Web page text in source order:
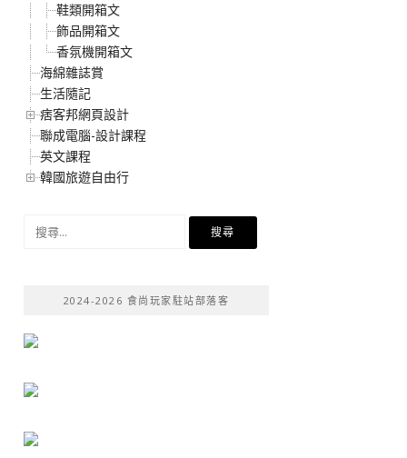
鞋類開箱文
飾品開箱文
香氛機開箱文
海綿雜誌賞
生活隨記
痞客邦網頁設計
聯成電腦-設計課程
英文課程
韓國旅遊自由行
2024-2026 食尚玩家駐站部落客